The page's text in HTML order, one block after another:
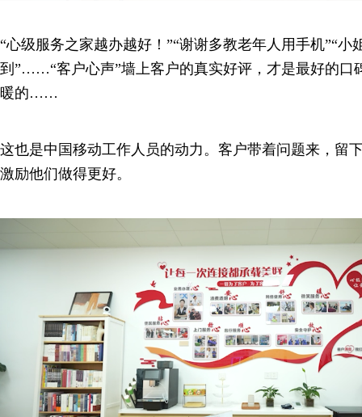
“心级服务之家越办越好！”“谢谢多教老年人用手机”“小
到”……“客户心声”墙上客户的真实好评，才是最好的口
暖的……
这也是中国移动工作人员的动力。客户带着问题来，留
激励他们做得更好。